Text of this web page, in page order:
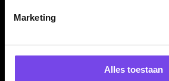
Marketing
Alles toestaan
Geschikt voor spelers die zware
✓ Geleverd met shafts en flights
Geleverd als complete set van 3